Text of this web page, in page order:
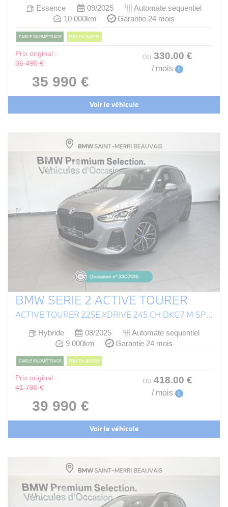
Essence 09/2025
Automate sequentiel
10 000km
Garantie 24 mois
FAIBLE KILOMÉTRAGE PRIX EN BAISSE
Prix original :
36 490 €
35 990 €
ou 330.00 €
/ mois i
Voir le véhicule
BMW SERIE 2 ACTIVE TOURER
ACTIVE TOURER 225E XDRIVE 245 CH DKG7 M SPORT
Hybride 08/2025
Automate sequentiel
9 000km
Garantie 24 mois
FAIBLE KILOMÉTRAGE PRIX EN BAISSE
Prix original :
41 790 €
39 990 €
ou 418.00 €
/ mois i
Voir le véhicule